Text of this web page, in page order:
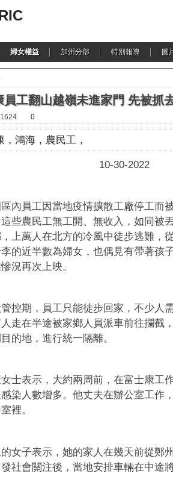
婦女權益 加州分部 特別報導 圖
員工翻山越嶺未進家門 先被抓
1624 0
，鴻海，農民工，
報導 10-30-2022
內員工因當地疫情擴散工廠停工而
些農民工無工開、無收入，如同被
上萬人在北方的冷風中徒步逃難，
的近半數為婦女，也偶見有帶著孩
況再次上映。
控期，員工只能徒步回家，不少人
走在半途被家鄉人員派車前往攔截
的地，進行統一隔離。
士表示，大約兩周前，在富士康工
染人數增多。他丈夫在辦公室工作
裡。
女子表示，她的家人在幾天前從鄭
社會關注後，當地安排車輛在中途